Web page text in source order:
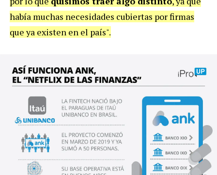
había muchas necesidades cubiertas por firmas
que ya existen en el país".